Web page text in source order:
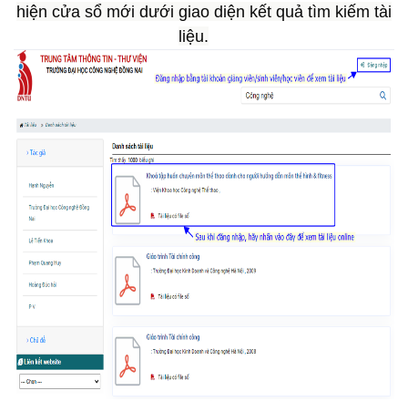
hiện cửa sổ mới dưới giao diện kết quả tìm kiếm tài
liệu.